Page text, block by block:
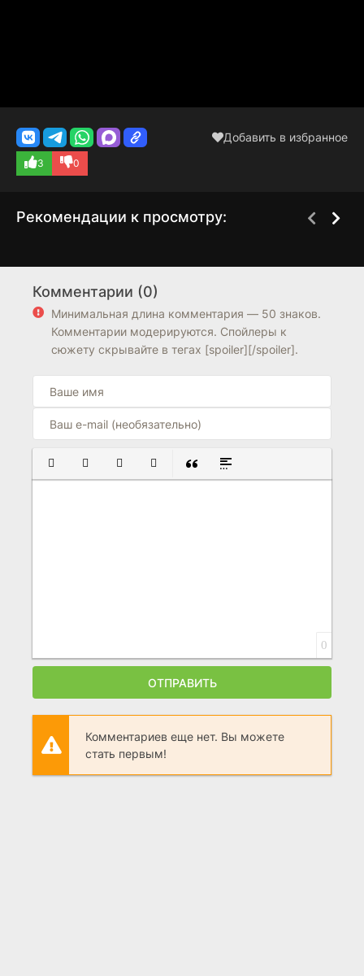
Добавить в избранное
3 0
Рекомендации к просмотру:
6.8 6.5
7.6
Комментарии (0)
Минимальная длина комментария — 50 знаков.
Комментарии модерируются. Спойлеры к
сюжету скрывайте в тегах [spoiler][/spoiler].
ПОЛУЖИРНЫЙ
КУРСИВПОДЧЕРКНУТЫЙ
ЗАЧЕРКНУТЫЙ
ВСТАВКА ЦИТАТЫ
ВСТАВКА СПОЙЛЕРА
0
ОТПРАВИТЬ
Комментариев еще нет. Вы можете
стать первым!